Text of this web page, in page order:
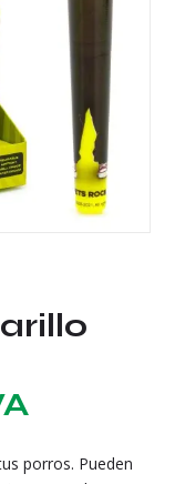
porros. Pueden